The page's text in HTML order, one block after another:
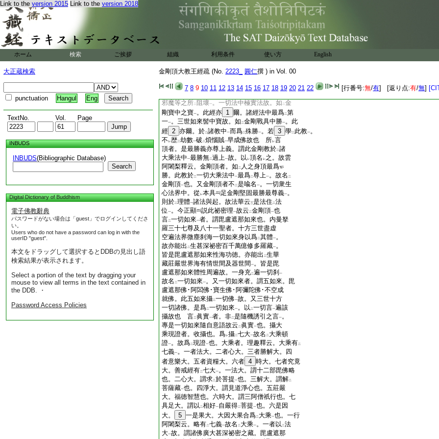
Link to the version 2015 Link to the version 2018
ホーム 検索 ご挨拶 組織 利用条件 使い方 English
大正蔵検索
punctuation Hangul Eng
TextNo. Vol. Page
INBUDS
INBUDS(Bibliographic Database)
Search
Digital Dictionary of Buddhism
電子佛教辭典
パスワードがない場合は「guest」でログインしてくださ
い。
Users who do not have a password can log in with the
userID "guest".
本文をドラッグして選択するとDDBの見出し語
検索結果が表示されます。
Select a portion of the text by dragging your
mouse to view all terms in the text contained in
the DDB. ・
Password Access Policies
金剛頂大教王經疏 (No. 2223_ 圓仁撰 ) in Vol. 00
7 8 9 10 11 12 13 14 15 16 17 18 19 20 21 22 [行番号:無/有] [返り点:有/無]
水亦能澄 水。五者碧色金剛。能消 諸毒 一。如
是金剛各具 二義 咸備 功能 。以譬下
如來五
智利用碎
壞煩惱一滿 中有情願 上。或云。七種金
前列 。更加 緑色及以紫色 以爲
。今謂。七種金剛何過 二五色一。但今青碧收
金剛 一安二龜甲上一。以二
白羊角 之。金剛碎成 。若金剛譬
來智
者。佛智豈不壞耶。然涅槃經云。夫喩
不 可 全取 。或取 少分 或取 多分 。今且取 世
間金剛少分相似一 。以喩二 出世常存不壞金剛一
邪魔等之所二 阻壞一。一切法中極實法故。如 二金
剛寶中之寶一。此經亦 1 爾。諸經法中最爲二第
一一。三世如來髻中寶故。如 二金剛戰具中勝一。此
經 2 亦爾。於二諸教中一而爲二殊勝一。若 3 學二 此教一。
不 レ歴二劫數一破 二煩惱賊一早成佛故也 所レ言
頂者。是最勝義亦尊上義。謂此金剛教於二諸
大乘法中一最勝無二過上一故。以 レ頂名 レ之。故雲
阿闍梨釋云。金剛頂者。如 二 人之身頂最爲
勝。此教於二一切大乘法中一最爲二尊上一。故名 二
金剛頂一也。又金剛頂者不 二是喩名 一。一切衆生
心法界中。從 レ本具 足金剛堅固最勝最尊義一。
則於二理體一諸法與起。故法華云三是法住 二法
位 一。今正顯 説此祕密理一故云 二金剛頂一也
言二一切如來一者。謂毘盧遮那如來也。内曼拏
羅三十七尊及八十一聖者。十方三世盡虚
空遍法界微塵刹海一切如來身以爲二其體一。
故亦能出 二生甚深祕密百千萬億修多羅藏一。
皆是毘盧遮那如來性海功徳。亦能出 二生華
藏莊嚴世界海有情世間及器世間 一。皆是毘
盧遮那如來體性周遍故。一身充二遍一切刹 一
故名 二一切如來一。又一切如來者。謂五如來。毘
盧遮那佛･阿閦佛･寶生佛･阿彌陀佛･不空成
就佛。此五如來攝二一切佛一故。又三世十方
一切諸佛。是爲二一切如來一。以 二一切言一遍該
攝故也 言二 眞實一者。非二是隨機誘引之言一。
專是一切如來隨自意語故云 二 眞實一也。攝大
乘現證者。收攝也。爲レ攝二七大一故名 二 大乘頓
證一。故爲二現證一也。大乘者。理趣釋云。大乘有二
七義一。一者法大。二者心大。三者勝解大。四
者意樂大。五者資糧大。六者 4 時大。七者究竟
大。善戒經有二七大一。一法大。謂十二部毘佛略
也。二心大。謂求二於菩提一也。三解大。謂解二
菩薩藏一也。四淨大。謂見道淨心也。五莊嚴
大。福徳智慧也。六時大。謂三阿僧祇行也。七
具足大。謂以 二相好一自嚴得二菩提一也。六是因
大。
5 一是果大。大因大果合爲二 大乘一也。一行
阿闍梨云。略有二七義一故名 二 大乘一。一者以 二法
大一故。謂諸佛廣大甚深祕密之藏。毘盧遮那